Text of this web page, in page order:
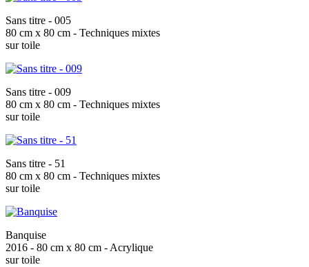
Sans titre - 005
80 cm x 80 cm - Techniques mixtes
sur toile
Sans titre - 009
80 cm x 80 cm - Techniques mixtes
sur toile
Sans titre - 51
80 cm x 80 cm - Techniques mixtes
sur toile
Banquise
2016 - 80 cm x 80 cm - Acrylique
sur toile